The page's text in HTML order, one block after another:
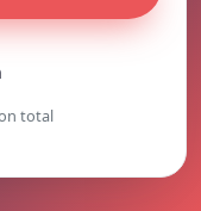
total